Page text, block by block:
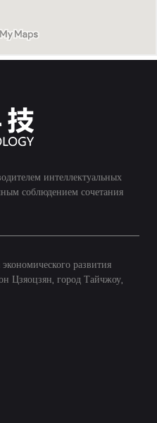
интеллектуальных
соблюдением сочетания
развития
Цзяоцзян, город Тайчжоу,